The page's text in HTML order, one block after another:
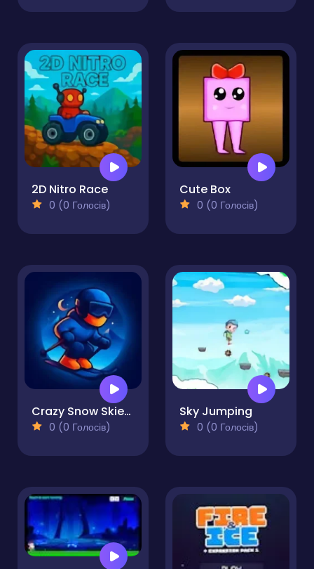
2D Nitro Race
0 (0 Голосів)
Cute Box
0 (0 Голосів)
Crazy Snow Skier Platformer
0 (0 Голосів)
Sky Jumping
0 (0 Голосів)